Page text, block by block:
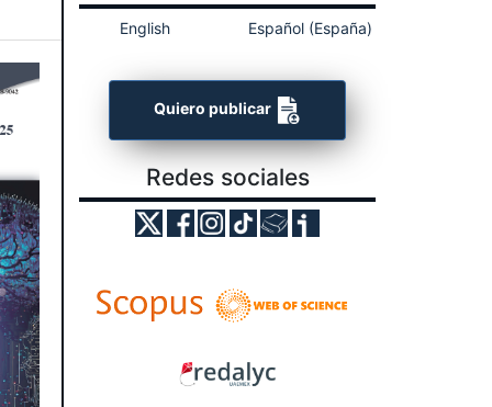
English Español (España)
Quiero publicar
Redes sociales